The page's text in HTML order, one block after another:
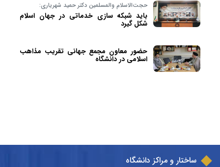
حجت‌الاسلام والمسلمین دکتر حمید شهریاری:
باید شبکه سازی خدماتی در جهان اسلام
شکل گیرد
حضور معاون مجمع جهانی تقریب مذاهب
اسلامی در دانشگاه
ساختار و مراکز دانشگاه